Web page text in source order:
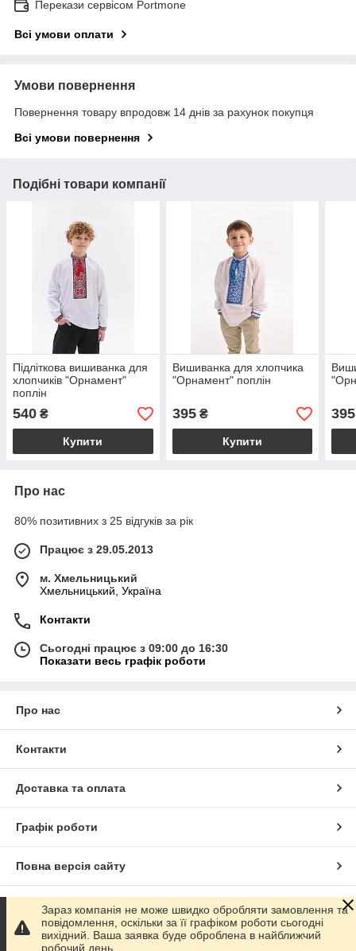
Перекази сервісом Portmone
Всі умови оплати
Умови повернення
Повернення товару впродовж 14 днів за рахунок покупця
Всі умови повернення
Подібні товари компанії
Підліткова вишиванка для
хлопчиків "Орнамент"
поплін
540 ₴
Купити
Вишиванка для хлопчика
"Орнамент" поплін
395₴
Купити
395
Про нас
80% позитивних з 25 відгуків за рік
Працює з 29.05.2013
м. Хмельницький
Хмельницький, Україна
Контакти
Сьогодні працює з 09:00 до 16:30
Показати весь графік роботи
Про нас
Контакти
Доставка та оплата
Графік роботи
Повна версія сайту
Сайт створено на маркетплейсіProm.ua
Політика конфіденційності
Зараз компанія не може швидко обробляти замовлення та
повідомлення, оскільки за її графіком роботи сьогодні
вихідний. Ваша заявка буде оброблена в найближчий
робочий день.